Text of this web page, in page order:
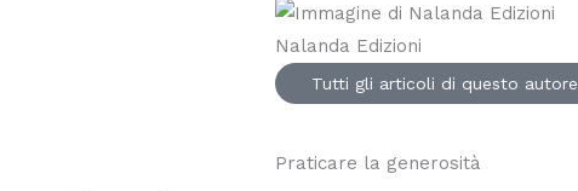
Nalanda Edizioni
Tutti gli articoli di questo autore
Praticare la generosità